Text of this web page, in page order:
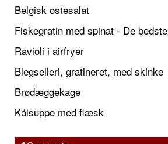
Belgisk ostesalat
Fiskegratin med spinat - De bedste
Ravioli i airfryer
Blegselleri, gratineret, med skinke
Brødæggekage
Kålsuppe med flæsk